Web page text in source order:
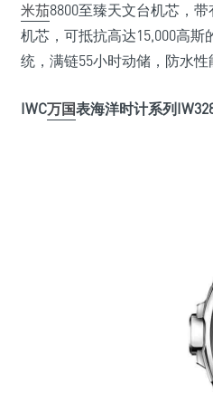
米茄8800至臻天文台机芯，
机芯，可抵抗高达15,000高
统，满链55小时动储，防水
IWC万国表海洋时计系列